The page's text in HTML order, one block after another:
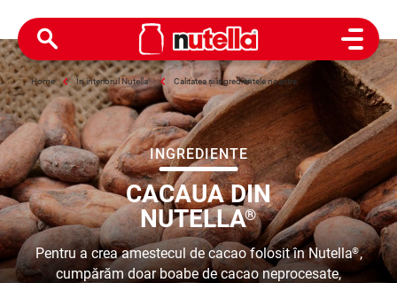
Open
Home În interiorul Nutella® Calitatea și ingredientele noastre
INGREDIENTE
CACAUA DIN
NUTELLA®
Pentru a crea amestecul de cacao folosit în Nutella®,
cumpărăm doar boabe de cacao neprocesate,